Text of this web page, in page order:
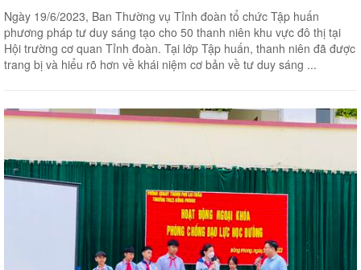
Ngày 19/6/2023, Ban Thường vụ Tỉnh đoàn tổ chức Tập huấn
phương pháp tư duy sáng tạo cho 50 thanh niên khu vực đô thị tại
Hội trường cơ quan Tỉnh đoàn. Tại lớp Tập huấn, thanh niên đã được
trang bị và hiểu rõ hơn về khái niệm cơ bản về tư duy sáng ...